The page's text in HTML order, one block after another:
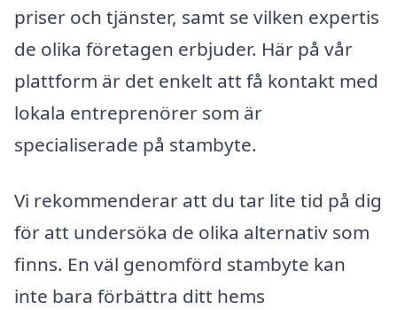
priser och tjänster, samt se vilken expertis
de olika företagen erbjuder. Här på vår
plattform är det enkelt att få kontakt med
lokala entreprenörer som är
specialiserade på stambyte.
Vi rekommenderar att du tar lite tid på dig
för att undersöka de olika alternativ som
finns. En väl genomförd stambyte kan
inte bara förbättra ditt hems